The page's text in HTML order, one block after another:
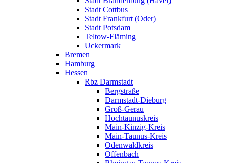
Stadt Cottbus
Stadt Frankfurt (Oder)
Stadt Potsdam
Teltow-Fläming
Uckermark
Bremen
Hamburg
Hessen
Rbz Darmstadt
Bergstraße
Darmstadt-Dieburg
Groß-Gerau
Hochtaunuskreis
Main-Kinzig-Kreis
Main-Taunus-Kreis
Odenwaldkreis
Offenbach